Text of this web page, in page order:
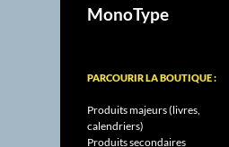
MonoType
PARCOURIR LA BOUTIQUE :
Produits majeurs (livres,
calendriers)
Produits secondaires